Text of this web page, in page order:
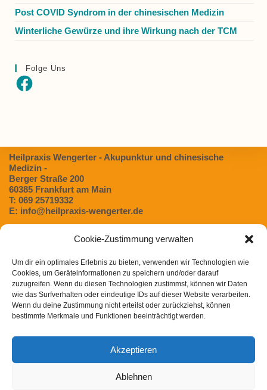
Cookie-Zustimmung verwalten
Um dir ein optimales Erlebnis zu bieten, verwenden wir Technologien wie
Cookies, um Geräteinformationen zu speichern und/oder darauf
zuzugreifen. Wenn du diesen Technologien zustimmst, können wir Daten
wie das Surfverhalten oder eindeutige IDs auf dieser Website verarbeiten.
Wenn du deine Zustimmung nicht erteilst oder zurückziehst, können
bestimmte Merkmale und Funktionen beeinträchtigt werden.
Akzeptieren
Ablehnen
Post COVID Syndrom in der chinesischen Medizin
Winterliche Gewürze und ihre Wirkung nach der TCM
Folge Uns
Facebook
Heilpraxis Wengerter - Akupunktur und chinesische
Medizin -
Berger Straße 200
60385 Frankfurt am Main
T: 069 25719332
E: info@heilpraxis-wengerter.de
Dünndarmfehlbesiedlungssyndrom (SIBO) – Eine
unterschätzte Ursache für Verdauungsbeschwerden
Magen- / Darmbeschwerden in der TCM
Chinesische Arzneimitteltherapie bei Heuschnupfen
Winterliche Gewürze und ihre Wirkung nach der TCM